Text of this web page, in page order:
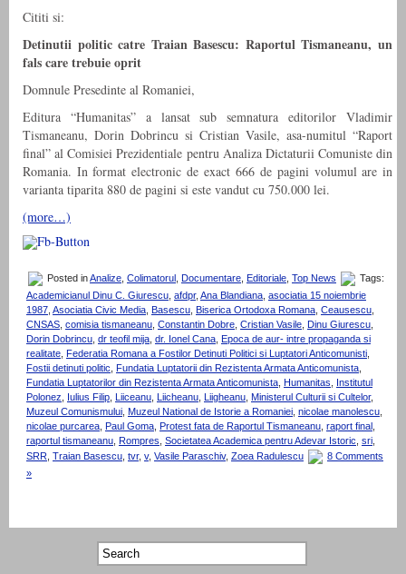
Cititi si:
Detinutii politic catre Traian Basescu: Raportul Tismaneanu, un
fals care trebuie oprit
Domnule Presedinte al Romaniei,
Editura “Humanitas” a lansat sub semnatura editorilor Vladimir
Tismaneanu, Dorin Dobrincu si Cristian Vasile, asa-numitul “Raport
final” al Comisiei Prezidentiale pentru Analiza Dictaturii Comuniste din
Romania. In format electronic de exact 666 de pagini volumul are in
varianta tiparita 880 de pagini si este vandut cu 750.000 lei.
(more…)
Posted inAnalize Colimatorul Documentare Editoriale Top News
Tags:
Academicianul Dinu C. Giurescu, afdpr, Ana Blandiana, asociatia 15 noiembrie
1987, Asociatia Civic Media, Basescu, Biserica Ortodoxa Romana, Ceausescu,
CNSAS, comisia tismaneanu, Constantin Dobre, Cristian Vasile, Dinu Giurescu,
Dorin Dobrincu, dr teofil mija, dr. Ionel Cana, Epoca de aur- intre propaganda si
realitate, Federatia Romana a Fostilor Detinuti Politici si Luptatori Anticomunisti,
Fostii detinuti politic, Fundatia Luptatorii din Rezistenta Armata Anticomunista,
Fundatia Luptatorilor din Rezistenta Armata Anticomunista, Humanitas, Institutul
Polonez, Iulius Filip, Liiceanu, Liicheanu, Liigheanu, Ministerul Culturii si Cultelor,
Muzeul Comunismului, Muzeul National de Istorie a Romaniei, nicolae manolescu,
nicolae purcarea, Paul Goma, Protest fata de Raportul Tismaneanu, raport final ,
raportul tismaneanu, Rompres, Societatea Academica pentru Adevar Istoric, sri,
SRR Traian Basescu tvr, v, Vasile Paraschiv, Zoea Radulescu
8 Comments
»